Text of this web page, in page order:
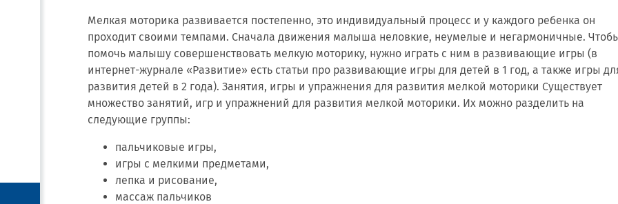
Мелкая моторика развивается постепенно, это индивидуальный процесс и у каждого ребенка он
проходит своими темпами. Сначала движения малыша неловкие, неумелые и негармоничные.
помочь малышу совершенствовать мелкую моторику, нужно играть с ним в развивающие игры (в
интернет-журнале «Развитие» есть статьи про развивающие игры для детей в 1 год, а также игры
развития детей в 2 года). Занятия, игры и упражнения для развития мелкой моторики Существует
множество занятий, игр и упражнений для развития мелкой моторики. Их можно разделить на
следующие группы:
пальчиковые игры,
игры с мелкими предметами,
лепка и рисование,
массаж пальчиков